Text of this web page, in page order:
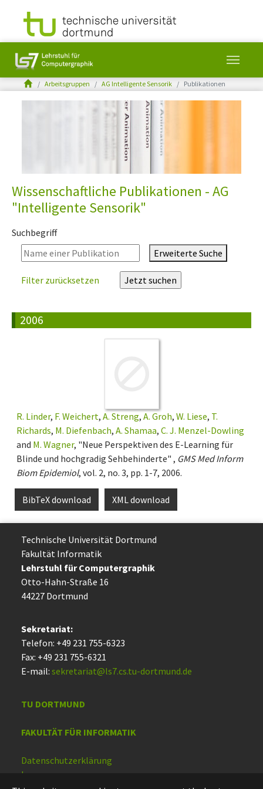
You are here:Arbeitsgruppen AG Intelligente Sensorik Publikationen
Wissenschaftliche Publikationen - AG
"Intelligente Sensorik"
Suchbegriff
Erweiterte Suche
Filter zurücksetzen
2006
R. Linder, F. Weichert, A. Streng, A. Groh, W. Liese, T.
Richards, M. Diefenbach, A. Shamaa, C. J. Menzel-Dowling
and M. Wagner, "Neue Perspektiven des E-Learning für
Blinde und hochgradig Sehbehinderte" , GMS Med Inform
Biom Epidemiol, vol. 2, no. 3, pp. 1-7, 2006.
BibTeX download XML download
Technische Uni­ver­si­tät Dort­mund
Fakultät Informatik
Lehrstuhl für Computergraphik
Otto-Hahn-Straße 16
44227 Dort­mund
Sekretariat:
Telefon: +49 231 755-6323
Fax: +49 231 755-6321
E-mail: sekretariat@ls7.cs.tu-dortmund.de
TU DORTMUND
FAKULTÄT FÜR INFORMATIK
Datenschutzerklärung
Impressum